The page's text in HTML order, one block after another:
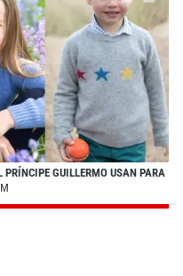
PRÍNCIPE GUILLERMO USAN PARA